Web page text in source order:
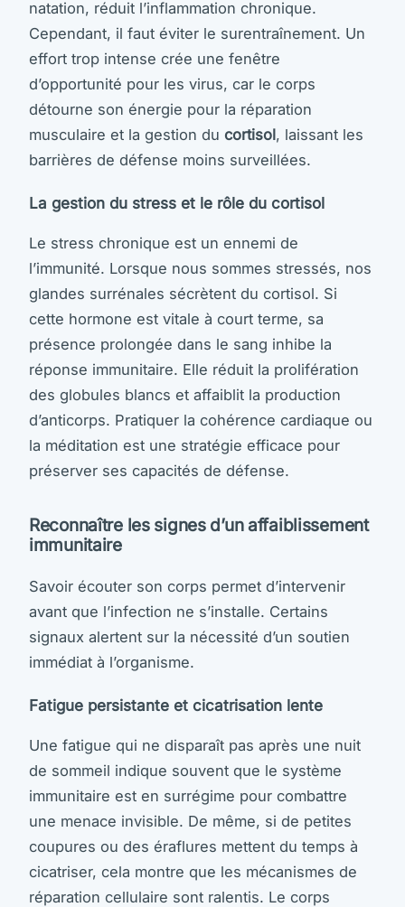
natation, réduit l’inflammation chronique.
Cependant, il faut éviter le surentraînement. Un
effort trop intense crée une fenêtre
d’opportunité pour les virus, car le corps
détourne son énergie pour la réparation
musculaire et la gestion du cortisol, laissant les
barrières de défense moins surveillées.
La gestion du stress et le rôle du cortisol
Le stress chronique est un ennemi de
l’immunité. Lorsque nous sommes stressés, nos
glandes surrénales sécrètent du cortisol. Si
cette hormone est vitale à court terme, sa
présence prolongée dans le sang inhibe la
réponse immunitaire. Elle réduit la prolifération
des globules blancs et affaiblit la production
d’anticorps. Pratiquer la cohérence cardiaque ou
la méditation est une stratégie efficace pour
préserver ses capacités de défense.
Reconnaître les signes d’un affaiblissement
immunitaire
Savoir écouter son corps permet d’intervenir
avant que l’infection ne s’installe. Certains
signaux alertent sur la nécessité d’un soutien
immédiat à l’organisme.
Fatigue persistante et cicatrisation lente
Une fatigue qui ne disparaît pas après une nuit
de sommeil indique souvent que le système
immunitaire est en surrégime pour combattre
une menace invisible. De même, si de petites
coupures ou des éraflures mettent du temps à
cicatriser, cela montre que les mécanismes de
réparation cellulaire sont ralentis. Le corps